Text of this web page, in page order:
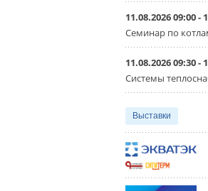
11.08.2026 09:00 -
Семинар по
11.08.2026 09:30 -
Системы
Выставки